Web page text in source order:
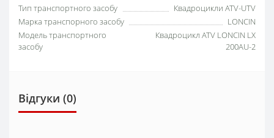
Тип транспортного засобу
Квадроцикли ATV-UTV
Марка транспорного засобу
LONCIN
Модель транспортного
засобу
Квадроцикл ATV LONCIN LX
200AU-2
Відгуки (0)